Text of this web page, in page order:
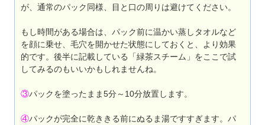
が、通常のパック同様、目と口の周りは避けてください。
もし時間がある場合は、パック前に温かい蒸しタオルなど
を顔に乗せ、毛穴を開かせた状態にしておくと、より効果
的です。後半に記載している「緑茶スチーム」をここで試
してみるのもいいかもしれませんね。
③パックを塗ったまま5分～10分放置します。
④パックが完全に乾ききる前にぬるま湯ですすぎます。パ